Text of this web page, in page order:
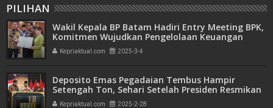
PILIHAN
Wakil Kepala BP Batam Hadiri Entry Meeting BPK,
Komitmen Wujudkan Pengelolaan Keuangan
Transparan dan Akuntabel
Kepriaktual.com 2025-3-4
Deposito Emas Pegadaian Tembus Hampir
Setengah Ton, Sehari Setelah Presiden Resmikan
Bank Emas
Kepriaktual.com 2025-2-28